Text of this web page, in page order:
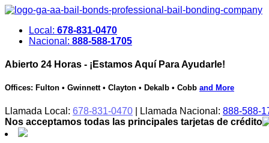
Local: 678-831-0470
Nacional: 888-588-1705
Abierto 24 Horas - ¡Estamos Aquí Para Ayudarle!
Offices: Fulton • Gwinnett • Clayton • Dekalb • Cobb and More
Llamada Local: 678-831-0470 | Llamada Nacional: 888-588-
Nos acceptamos todas las principales tarjetas de crédito
Saltar